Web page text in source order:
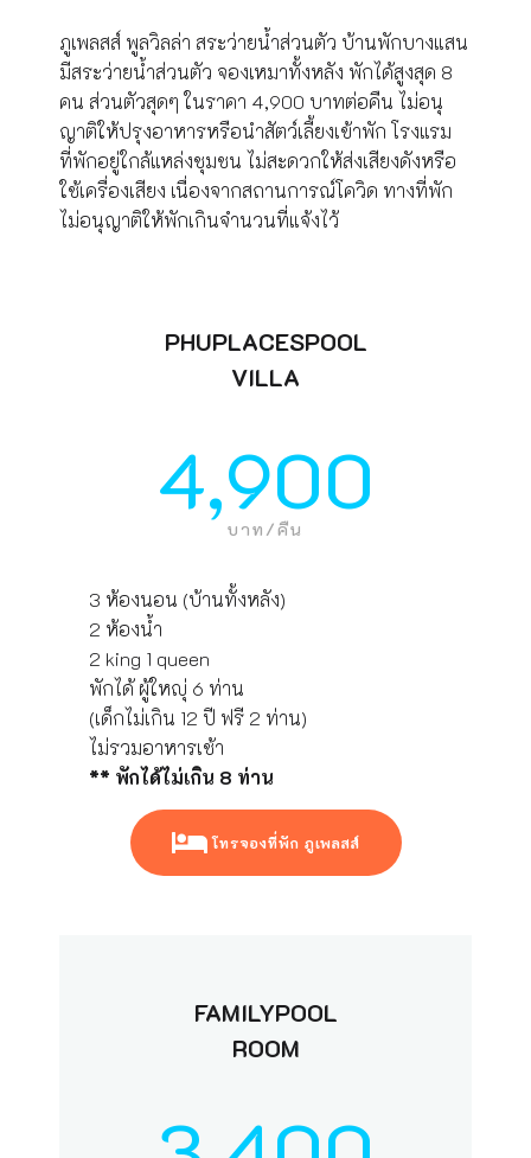
ภูเพลสส์ พูลวิลล่า สระว่ายน้ำส่วนตัว บ้านพักบางแสน
มีสระว่ายน้ำส่วนตัว จองเหมาทั้งหลัง พักได้สูงสุด 8
คน ส่วนตัวสุดๆ ในราคา 4,900 บาทต่อคืน ไม่อนุ
ญาติให้ปรุงอาหารหรือนำสัตว์เลี้ยงเข้าพัก โรงแรม
ที่พักอยู่ใกล้แหล่งชุมชน ไม่สะดวกให้ส่งเสียงดังหรือ
ใช้เครื่องเสียง เนื่องจากสถานการณ์โควิด ทางที่พัก
ไม่อนุญาติให้พักเกินจำนวนที่แจ้งไว้
PHUPLACESPOOL
VILLA
4,900
บาท/คืน
3 ห้องนอน (บ้านทั้งหลัง)
2 ห้องน้ำ
2 king 1 queen
พักได้ ผู้ใหญุ่ 6 ท่าน
(เด็กไม่เกิน 12 ปี ฟรี 2 ท่าน)
ไม่รวมอาหารเช้า
** พักได้ไม่เกิน 8 ท่าน
โทรจองที่พัก ภูเพลสส์
FAMILYPOOL
ROOM